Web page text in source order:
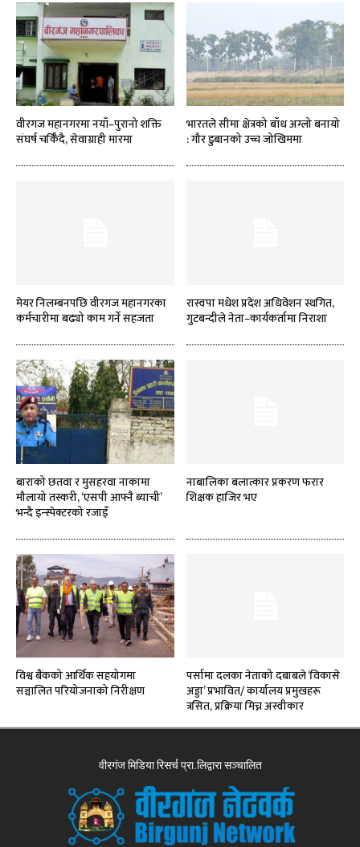
वीरगज महानगरमा नयाँ–पुरानो शक्ति
संघर्ष चर्किँदै, सेवाग्राही मारमा
भारतले सीमा क्षेत्रको बाँध अग्लो बनायो
: गौर डुबानको उच्च जोखिममा
मेयर निलम्बनपछि वीरगज महानगरका
कर्मचारीमा बढ्यो काम गर्ने सहजता
रास्वपा मधेश प्रदेश अधिवेशन स्थगित,
गुटबन्दीले नेता–कार्यकर्तामा निराशा
बाराको छतवा र मुसहरवा नाकामा
मौलायो तस्करी, ‘एसपी आफ्नै ब्याची’
भन्दै इन्स्पेक्टरको रजाइँ
नाबालिका बलात्कार प्रकरण फरार
शिक्षक हाजिर भए
विश्व बैंकको आर्थिक सहयोगमा
सञ्चालित परियोजनाको निरीक्षण
पर्सामा दलका नेताको दबाबले ‘विकासे
अड्डा’ प्रभावित/ कार्यालय प्रमुखहरू
त्रसित, प्रक्रिया मिच्न अस्वीकार
वीरगंज मिडिया रिसर्च प्रा.लिद्वारा सञ्चालित